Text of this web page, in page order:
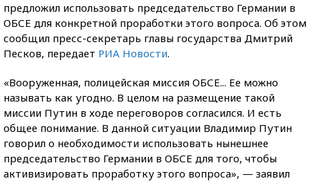
предложил использовать председательство Германии в
ОБСЕ для конкретной проработки этого вопроса. Об этом
сообщил пресс-секретарь главы государства Дмитрий
Песков, передает РИА Новости.
«Вооруженная, полицейская миссия ОБСЕ... Ее можно
называть как угодно. В целом на размещение такой
миссии Путин в ходе переговоров согласился. И есть
общее понимание. В данной ситуации Владимир Путин
говорил о необходимости использовать нынешнее
председательство Германии в ОБСЕ для того, чтобы
активизировать проработку этого вопроса», — заявил